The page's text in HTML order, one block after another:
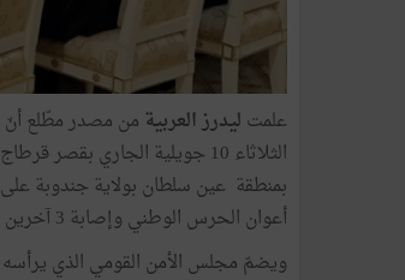
علمت ليدرزالعربية من مصدر مطّلع أنّ
الثلاثاء 10 جويلية الجاري
أعوان الحرس الوطني وإصابة 3 آخرين بجروح.
ويضمّ مجلس الأمن القومي الذي